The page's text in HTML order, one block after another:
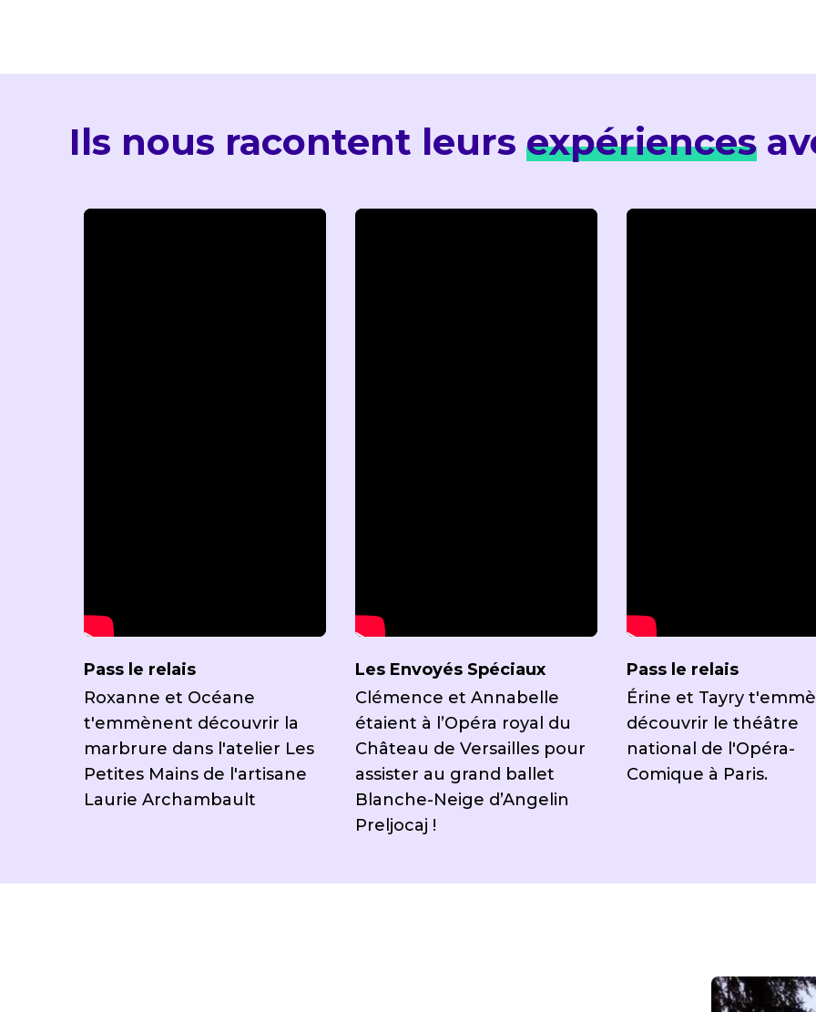
Ils nous racontent leurs expériences
Pass le relais
Roxanne et Océane
t'emmènent découvrir la
marbrure dans l'atelier Les
Petites Mains de l'artisane
Laurie Archambault
Les Envoyés Spéciaux
Clémence et Annabelle
étaient à l’Opéra royal du
Château de Versailles pour
assister au grand ballet
Blanche-Neige d’Angelin
Preljocaj !
Pass le relais
Érine et Tayry
découvrir le théâtre
national de l'Opéra-
Comique à Paris.